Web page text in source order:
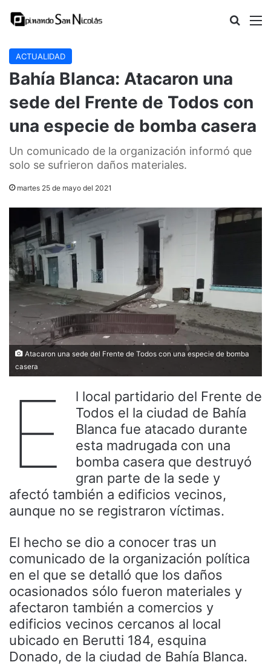
Buscar
ACTUALIDAD
Bahía Blanca: Atacaron una
sede del Frente de Todos con
una especie de bomba casera
Un comunicado de la organización informó que
solo se sufrieron daños materiales.
martes 25 de mayo del 2021
Atacaron una sede del Frente de Todos con una especie de bomba
casera
E
l local partidario del Frente de
Todos el la ciudad de Bahía
Blanca fue atacado durante
esta madrugada con una
bomba casera que destruyó
gran parte de la sede y
afectó también a edificios vecinos,
aunque no se registraron víctimas.
El hecho se dio a conocer tras un
comunicado de la organización política
en el que se detalló que los daños
ocasionados sólo fueron materiales y
afectaron también a comercios y
edificios vecinos cercanos al local
ubicado en Berutti 184, esquina
Donado, de la ciudad de Bahía Blanca.